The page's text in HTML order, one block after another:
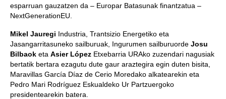
esparruan gauzatzen da – Europar Batasunak finantzatua –
NextGenerationEU.
Mikel Jauregi Industria, Trantsizio Energetiko eta
Jasangarritasuneko sailburuak, Ingurumen sailburuorde Josu
Bilbaok eta Asier López Etxebarria URAko zuzendari nagusiak
bertatik bertara ezagutu dute gaur araztegira egin duten bisita,
Maravillas García Díaz de Cerio Moredako alkatearekin eta
Pedro Mari Rodríguez Eskualdeko Ur Partzuergoko
presidentearekin batera.